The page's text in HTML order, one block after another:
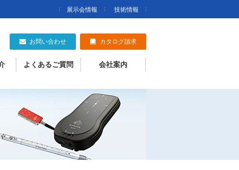
展示会情報 技術情報
お問い合わせ カタログ請求
よくあるご質問 会社案内